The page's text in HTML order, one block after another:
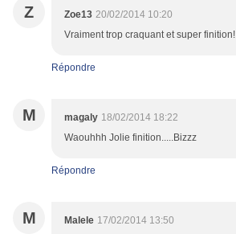
Z Zoe13 20/02/2014 10:20
Vraiment trop craquant et super finition!
Répondre
M magaly 18/02/2014 18:22
Waouhhh Jolie finition.....Bizzz
Répondre
M Malele 17/02/2014 13:50